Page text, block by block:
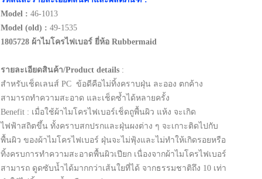
Model : 46-1013
Model (old) : 49-1535
1805728 ผ้าไมโครไฟเบอร์ ยี่ห้อ Rubbermaid
รายละเอียดสินค้า/Product details :
สำหรับเช็ดเลนส์ PC ข้อดีคือไม่ทิ้งคราบฝุ่น ละออง ตกค้าง
สามารถทำความสะอาด และเช็ดซ้ำได้หลายครั้ง
Benefit : เมื่อใช้ผ้าไมโครไฟเบอร์เช็ดถูพื้นผิว แห้ง จะเกิด
ไฟฟ้าสถิตขึ้น ทั้งคราบสกปรกและฝุ่นผงต่าง ๆ จะเกาะติดไปกับ
พื้นผิว ของผ้าไมโครไฟเบอร์ ฝุ่นจะไม่ฟุ้งและไม่ทำให้เกิดรอยหรือ
ทิ้งครบการทำความสะอาดพื้นผิวเปียก เนื่องจากผ้าไมโครไฟเบอร์
สามารถ ดูดซับน้ำได้มากกว่าเส้นใยที่ได้ จากธรรมชาติถึง 10 เท่า